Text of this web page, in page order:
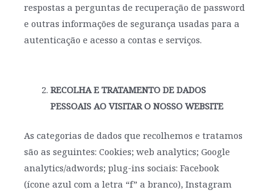
respostas a perguntas de recuperação de password
e outras informações de segurança usadas para a
autenticação e acesso a contas e serviços.
RECOLHA E TRATAMENTO DE DADOS
PESSOAIS AO VISITAR O NOSSO WEBSITE
As categorias de dados que recolhemos e tratamos
são as seguintes: Cookies; web analytics; Google
analytics/adwords; plug-ins sociais: Facebook
(ícone azul com a letra “f” a branco), Instagram